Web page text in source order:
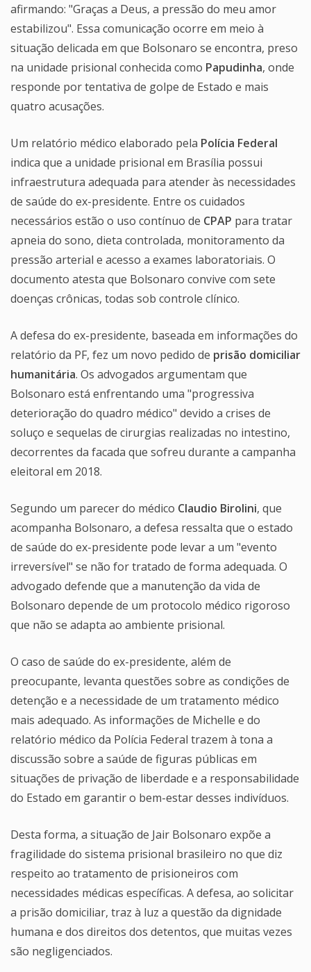
afirmando: "Graças a Deus, a pressão do meu amor
estabilizou". Essa comunicação ocorre em meio à
situação delicada em que Bolsonaro se encontra, preso
na unidade prisional conhecida como Papudinha, onde
responde por tentativa de golpe de Estado e mais
quatro acusações.
Um relatório médico elaborado pela Polícia Federal
indica que a unidade prisional em Brasília possui
infraestrutura adequada para atender às necessidades
de saúde do ex-presidente. Entre os cuidados
necessários estão o uso contínuo de CPAP para tratar
apneia do sono, dieta controlada, monitoramento da
pressão arterial e acesso a exames laboratoriais. O
documento atesta que Bolsonaro convive com sete
doenças crônicas, todas sob controle clínico.
A defesa do ex-presidente, baseada em informações do
relatório da PF, fez um novo pedido de prisão domiciliar
humanitária. Os advogados argumentam que
Bolsonaro está enfrentando uma "progressiva
deterioração do quadro médico" devido a crises de
soluço e sequelas de cirurgias realizadas no intestino,
decorrentes da facada que sofreu durante a campanha
eleitoral em 2018.
Segundo um parecer do médico Claudio Birolini, que
acompanha Bolsonaro, a defesa ressalta que o estado
de saúde do ex-presidente pode levar a um "evento
irreversível" se não for tratado de forma adequada. O
advogado defende que a manutenção da vida de
Bolsonaro depende de um protocolo médico rigoroso
que não se adapta ao ambiente prisional.
O caso de saúde do ex-presidente, além de
preocupante, levanta questões sobre as condições de
detenção e a necessidade de um tratamento médico
mais adequado. As informações de Michelle e do
relatório médico da Polícia Federal trazem à tona a
discussão sobre a saúde de figuras públicas em
situações de privação de liberdade e a responsabilidade
do Estado em garantir o bem-estar desses indivíduos.
Desta forma, a situação de Jair Bolsonaro expõe a
fragilidade do sistema prisional brasileiro no que diz
respeito ao tratamento de prisioneiros com
necessidades médicas específicas. A defesa, ao solicitar
a prisão domiciliar, traz à luz a questão da dignidade
humana e dos direitos dos detentos, que muitas vezes
são negligenciados.